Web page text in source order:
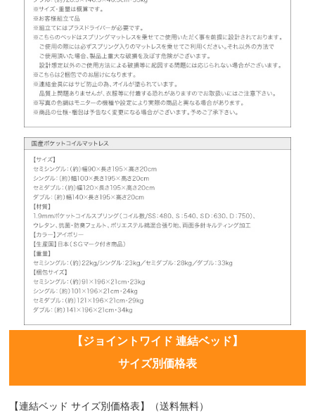
【ジョイントワイド 連結ベッド】
サイズ別価格表
【連結ベッド サイズ別価格表】（送料無料）